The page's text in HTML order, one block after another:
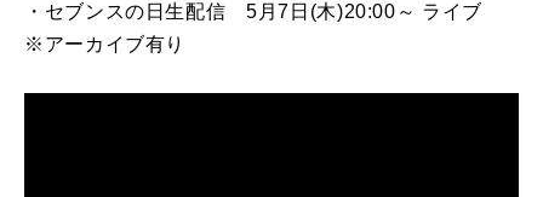
・セブンスの日生配信 5月7日(木)20:00～ ライブ
※アーカイブ有り